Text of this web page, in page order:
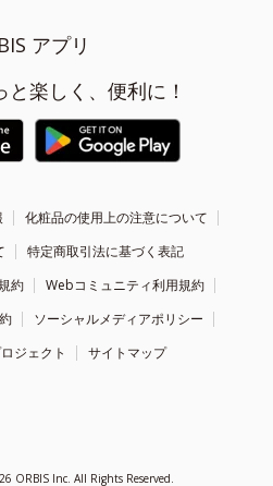
アプリ
楽しく、便利に！
化粧品の使用上の注意について
特定商取引法に基づく表記
約
Webコミュニティ利用規約
ソーシャルメディアポリシー
ジェクト
サイトマップ
ORBIS Inc. All Rights Reserved.